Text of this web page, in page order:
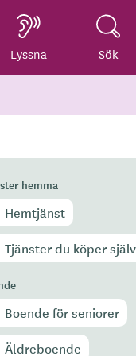
Lyssna Sök
hemma
Hemtjänst
Tjänster du köper själv
Boende för seniorer
Äldreboende